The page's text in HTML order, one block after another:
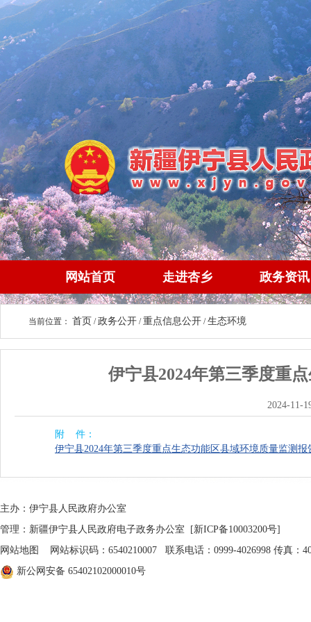
网站首页 走进杏乡 政务资讯
当前位置： 首页 /政务公开 /重点信息公开 /生态环境
伊宁县2024年第三季度重
2024-11-
附 件：
伊宁县2024年第三季度重点生态功能区县域环境质量监测
主办：伊宁县人民政府办公室
管理：新疆伊宁县人民政府电子政务办公室
[新ICP备10003200号]
网站地图
网站标识码：6540210007 联系电话：0999-4026998 传真：
新公网安备 65402102000010号